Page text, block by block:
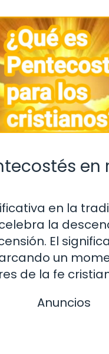
en
en la
la
El
un
de la fe
Anuncios